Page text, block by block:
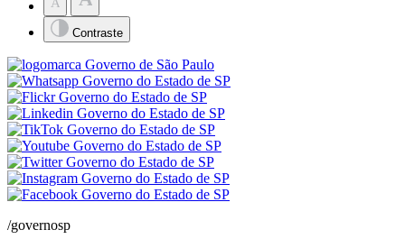
Contraste
/governosp